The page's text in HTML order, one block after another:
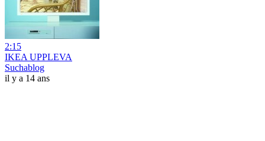
2:15
IKEA UPPLEVA
Suchablog
il y a 14 ans